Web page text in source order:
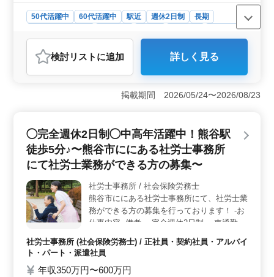
をお待ちしております！
50代活躍中 60代活躍中 駅近 週休2日制
長期
派遣社員
社労士事務所
おすすめポイント
＜駅近で働きやすい環境＞ 熊谷市の社労士事務所で社
会保険労務士のスタッフを募集中！オフィスは駅から徒
歩3分の好立地にあり、アクセス便利です。土日休みの完
務管理、給与計算、人材育成相談まで、広範な業務に携
わることができます。社労士事務所経験者や資格をお持
ちの方は大歓迎です。ブランクがある方も応募可能で
す。 ＜中高年の方も活躍中＞ 50代以上の方も活躍
中で、経験に応じて条件面も優遇します。積極的な採用
実績があるため、中高年の方にとっても魅力的な求人で
す。是非、ご応募お待ちしています。
検討リスト に追加 詳しく見る
掲載期間 2026/05/24〜2026/08/23
◯完全週休2日制◯中高年活躍中！熊谷駅
徒歩5分♪〜熊谷市ににある社労士事務所
にて社労士業務ができる方の募集〜
社労士事務所 / 社会保険労務士
熊谷市ににある社労士事務所にて、社労士業
務ができる方の募集を行っております！ -お
仕事内容- 備考 ・完全週休2日制 ・車通勤可
あり ◯備考◯ ・中高年活躍中 ・駅近 ・完
全週休2日制 ・社会保険完備 50代以上のベ
テラン層の採用活動、現在積極的に行ってお
社労士事務所 (社会保険労務士) / 正社員・契約社員・アルバイ
ト・パート・派遣社員
年収350万円〜600万円